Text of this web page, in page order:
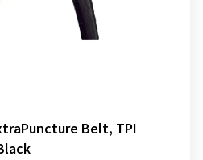
Belt, TPI